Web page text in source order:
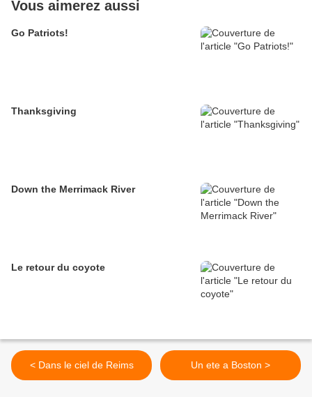
Vous aimerez aussi
Go Patriots!
Thanksgiving
Down the Merrimack River
Le retour du coyote
< Dans le ciel de Reims Un ete a Boston >